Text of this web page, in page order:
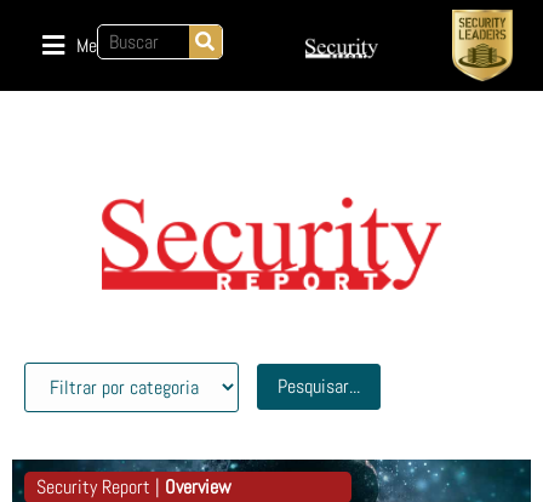
Menu
Pesquisar...
Security Report | Overview